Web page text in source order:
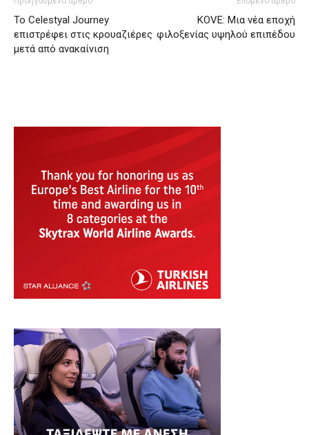
Το Celestyal Journey
επιστρέφει στις κρουαζιέρες
μετά από ανακαίνιση
KOVE: Μια νέα εποχή
φιλοξενίας υψηλού επιπέδου